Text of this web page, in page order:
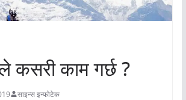
कसरी काम गर्छ ?
साइन्स इन्फोटेक